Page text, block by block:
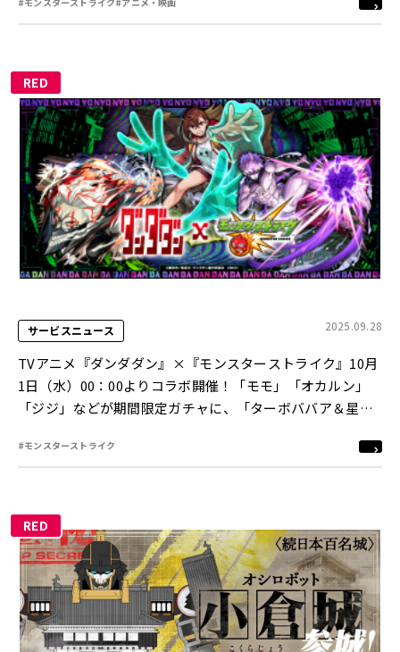
RED
サービスニュース 2025.09.28
TVアニメ『ダンダダン』×『モンスターストライク』10月
1日（水）00：00よりコラボ開催！「モモ」「オカルン」
「ジジ」などが期間限定ガチャに、「ターボババア＆星
#モンスターストライク
RED